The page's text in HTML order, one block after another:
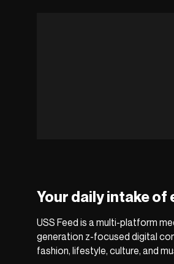
Your daily intake
USS Feed is a multi-platform
generation z-focused digital
fashion, lifestyle, culture, and